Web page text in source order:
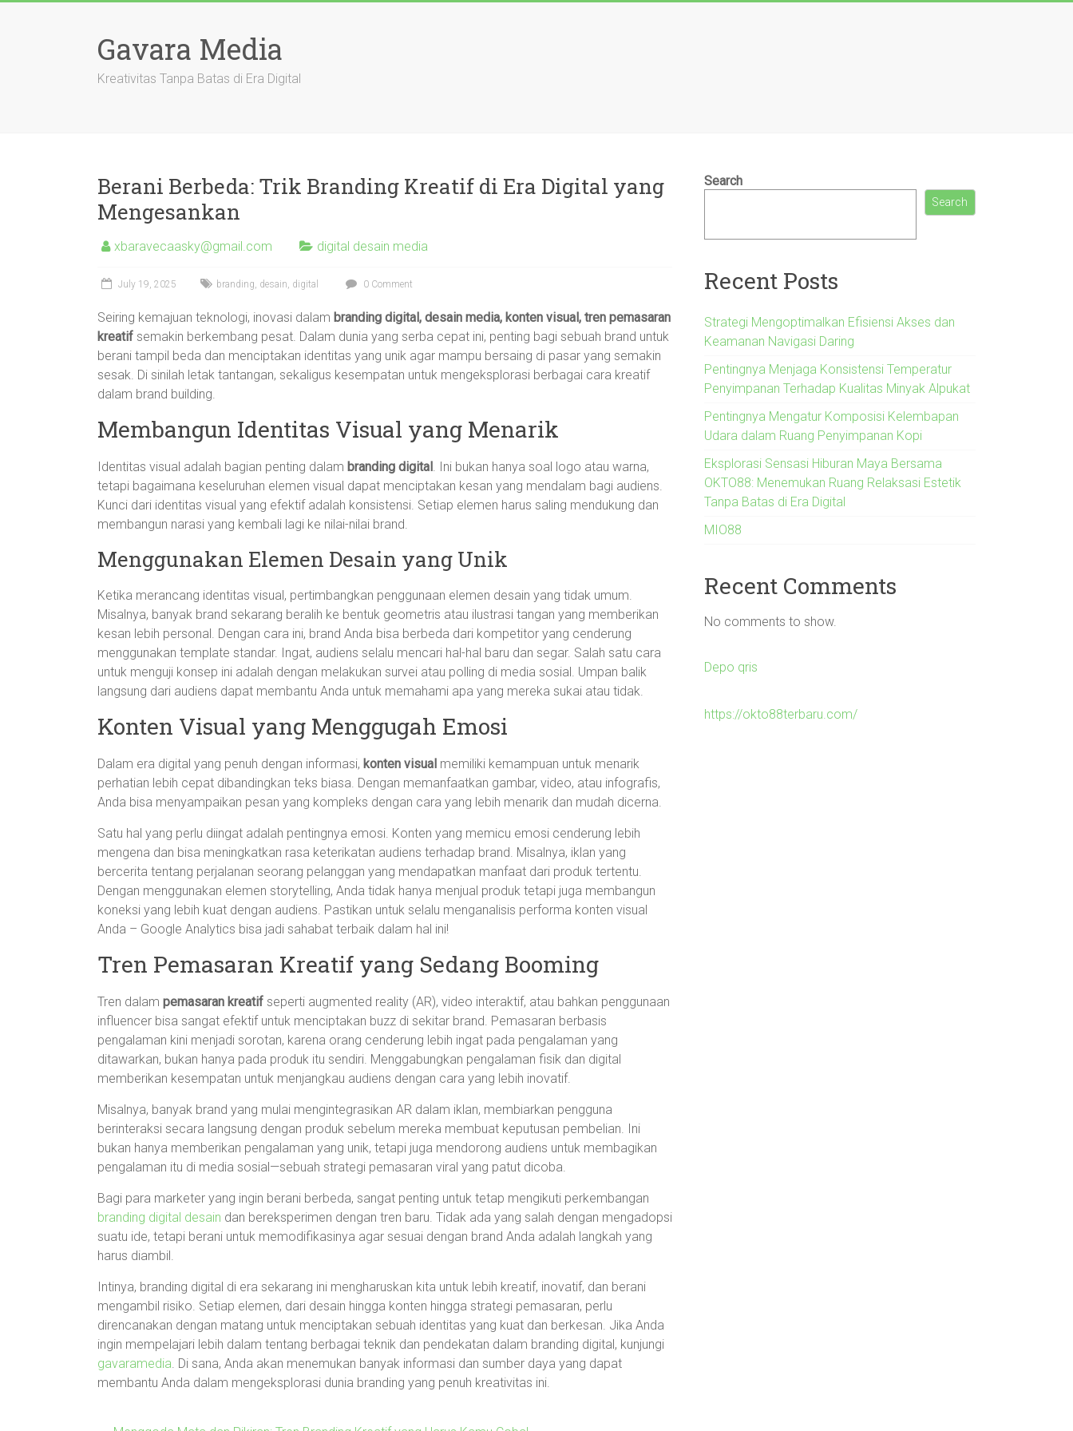
Gavara Media
Kreativitas Tanpa Batas di Era Digital
Berani Berbeda: Trik Branding Kreatif di Era Digital yang
Mengesankan
xbaravecaasky@gmail.com digital desain media
July 19, 2025 branding, desain, digital 0 Comment
Seiring kemajuan teknologi, inovasi dalam branding digital, desain media, konten visual, tren pemasaran
kreatif semakin berkembang pesat. Dalam dunia yang serba cepat ini, penting bagi sebuah brand untuk
berani tampil beda dan menciptakan identitas yang unik agar mampu bersaing di pasar yang semakin
sesak. Di sinilah letak tantangan, sekaligus kesempatan untuk mengeksplorasi berbagai cara kreatif
dalam brand building.
Membangun Identitas Visual yang Menarik
Identitas visual adalah bagian penting dalam branding digital. Ini bukan hanya soal logo atau warna,
tetapi bagaimana keseluruhan elemen visual dapat menciptakan kesan yang mendalam bagi audiens.
Kunci dari identitas visual yang efektif adalah konsistensi. Setiap elemen harus saling mendukung dan
membangun narasi yang kembali lagi ke nilai-nilai brand.
Menggunakan Elemen Desain yang Unik
Ketika merancang identitas visual, pertimbangkan penggunaan elemen desain yang tidak umum.
Misalnya, banyak brand sekarang beralih ke bentuk geometris atau ilustrasi tangan yang memberikan
kesan lebih personal. Dengan cara ini, brand Anda bisa berbeda dari kompetitor yang cenderung
menggunakan template standar. Ingat, audiens selalu mencari hal-hal baru dan segar. Salah satu cara
untuk menguji konsep ini adalah dengan melakukan survei atau polling di media sosial. Umpan balik
langsung dari audiens dapat membantu Anda untuk memahami apa yang mereka sukai atau tidak.
Konten Visual yang Menggugah Emosi
Dalam era digital yang penuh dengan informasi, konten visual memiliki kemampuan untuk menarik
perhatian lebih cepat dibandingkan teks biasa. Dengan memanfaatkan gambar, video, atau infografis,
Anda bisa menyampaikan pesan yang kompleks dengan cara yang lebih menarik dan mudah dicerna.
Satu hal yang perlu diingat adalah pentingnya emosi. Konten yang memicu emosi cenderung lebih
mengena dan bisa meningkatkan rasa keterikatan audiens terhadap brand. Misalnya, iklan yang
bercerita tentang perjalanan seorang pelanggan yang mendapatkan manfaat dari produk tertentu.
Dengan menggunakan elemen storytelling, Anda tidak hanya menjual produk tetapi juga membangun
koneksi yang lebih kuat dengan audiens. Pastikan untuk selalu menganalisis performa konten visual
Anda – Google Analytics bisa jadi sahabat terbaik dalam hal ini!
Tren Pemasaran Kreatif yang Sedang Booming
Tren dalam pemasaran kreatif seperti augmented reality (AR), video interaktif, atau bahkan penggunaan
influencer bisa sangat efektif untuk menciptakan buzz di sekitar brand. Pemasaran berbasis
pengalaman kini menjadi sorotan, karena orang cenderung lebih ingat pada pengalaman yang
ditawarkan, bukan hanya pada produk itu sendiri. Menggabungkan pengalaman fisik dan digital
memberikan kesempatan untuk menjangkau audiens dengan cara yang lebih inovatif.
Misalnya, banyak brand yang mulai mengintegrasikan AR dalam iklan, membiarkan pengguna
berinteraksi secara langsung dengan produk sebelum mereka membuat keputusan pembelian. Ini
bukan hanya memberikan pengalaman yang unik, tetapi juga mendorong audiens untuk membagikan
pengalaman itu di media sosial—sebuah strategi pemasaran viral yang patut dicoba.
Bagi para marketer yang ingin berani berbeda, sangat penting untuk tetap mengikuti perkembangan
branding digital desain dan bereksperimen dengan tren baru. Tidak ada yang salah dengan mengadopsi
suatu ide, tetapi berani untuk memodifikasinya agar sesuai dengan brand Anda adalah langkah yang
harus diambil.
Intinya, branding digital di era sekarang ini mengharuskan kita untuk lebih kreatif, inovatif, dan berani
mengambil risiko. Setiap elemen, dari desain hingga konten hingga strategi pemasaran, perlu
direncanakan dengan matang untuk menciptakan sebuah identitas yang kuat dan berkesan. Jika Anda
ingin mempelajari lebih dalam tentang berbagai teknik dan pendekatan dalam branding digital, kunjungi
gavaramedia. Di sana, Anda akan menemukan banyak informasi dan sumber daya yang dapat
membantu Anda dalam mengeksplorasi dunia branding yang penuh kreativitas ini.
Search
Search
Recent Posts
Strategi Mengoptimalkan Efisiensi Akses dan
Keamanan Navigasi Daring
Pentingnya Menjaga Konsistensi Temperatur
Penyimpanan Terhadap Kualitas Minyak Alpukat
Pentingnya Mengatur Komposisi Kelembapan
Udara dalam Ruang Penyimpanan Kopi
Eksplorasi Sensasi Hiburan Maya Bersama
OKTO88: Menemukan Ruang Relaksasi Estetik
Tanpa Batas di Era Digital
MIO88
Recent Comments
No comments to show.
Depo qris
https://okto88terbaru.com/